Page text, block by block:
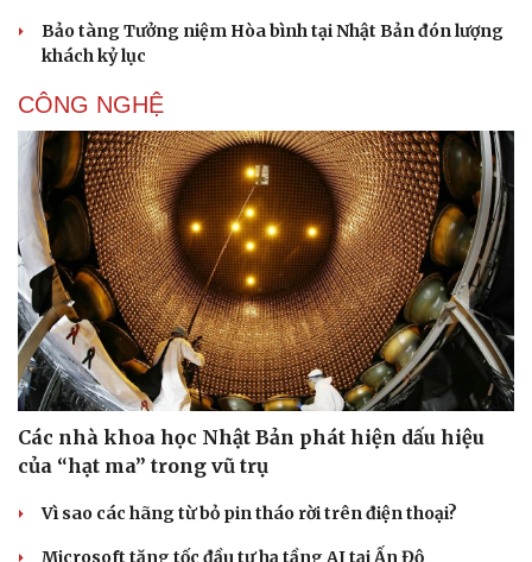
Bảo tàng Tưởng niệm Hòa bình tại Nhật Bản đón lượng
khách kỷ lục
CÔNG NGHỆ
Các nhà khoa học Nhật Bản phát hiện dấu hiệu
của “hạt ma” trong vũ trụ
Vì sao các hãng từ bỏ pin tháo rời trên điện thoại?
Microsoft tăng tốc đầu tư hạ tầng AI tại Ấn Độ